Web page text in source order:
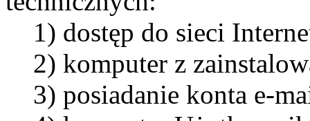
1) dostęp do sieci
2) komputer z
3) posiadanie konta e-